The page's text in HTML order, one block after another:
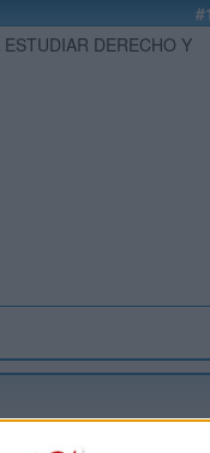
#1
DERECHO Y